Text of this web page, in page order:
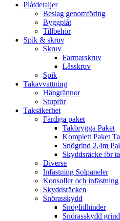
Plåtdetaljer
Beslag genomföring
Byggplåt
Tillbehör
Spik & skruv
Skruv
Farmarskruv
Låsskruv
Spik
Takavvattning
Hängrännor
Stuprör
Taksäkerhet
Färdiga paket
Takbrygga Paket
Komplett Paket
Snögrind 2,4m
Skyddsräcke för
Diverse
Infästning Solpaneler
Konsoller och infästning
Skyddsräcken
Snörasskydd
Snöglidhinder
Snörasskydd grind